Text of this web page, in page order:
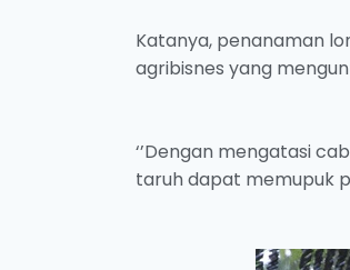
Katanya, penanaman
agribisnes yang
‘’Dengan mengatasi
taruh dapat memupuk